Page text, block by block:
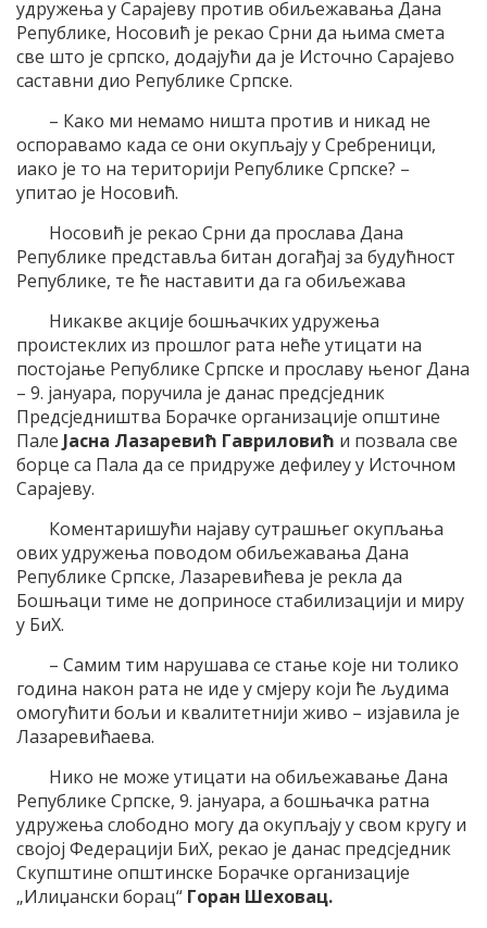
удружења у Сарајеву против обиљежавања Дана
Републике, Носовић је рекао Срни да њима смета
све што је српско, додајући да је Источно Сарајево
саставни дио Републике Српске.
– Како ми немамо ништа против и никад не
оспоравамо када се они окупљају у Сребреници,
иако је то на територији Републике Српске? –
упитао је Носовић.
Носовић је рекао Срни да прослава Дана
Републике представља битан догађај за будућност
Републике, те ће наставити да га обиљежава
Никакве акције бошњачких удружења
проистеклих из прошлог рата неће утицати на
постојање Републике Српске и прославу њеног Дана
– 9. јануара, поручила је данас предсједник
Предсједништва Борачке организације општине
Пале Јасна Лазаревић Гавриловић и позвала све
борце са Пала да се придруже дефилеу у Источном
Сарајеву.
Коментаришући најаву сутрашњег окупљања
ових удружења поводом обиљежавања Дана
Републике Српске, Лазаревићева је рекла да
Бошњаци тиме не доприносе стабилизацији и миру
у БиХ.
– Самим тим нарушава се стање које ни толико
година након рата не иде у смјеру који ће људима
омогућити бољи и квалитетнији живо – изјавила је
Лазаревићаева.
Нико не може утицати на обиљежавање Дана
Републике Српске, 9. јануара, а бошњачка ратна
удружења слободно могу да окупљају у свом кругу и
својој Федерацији БиХ, рекао је данас предсједник
Скупштине општинске Борачке организације
„Илиџански борац“ Горан Шеховац.